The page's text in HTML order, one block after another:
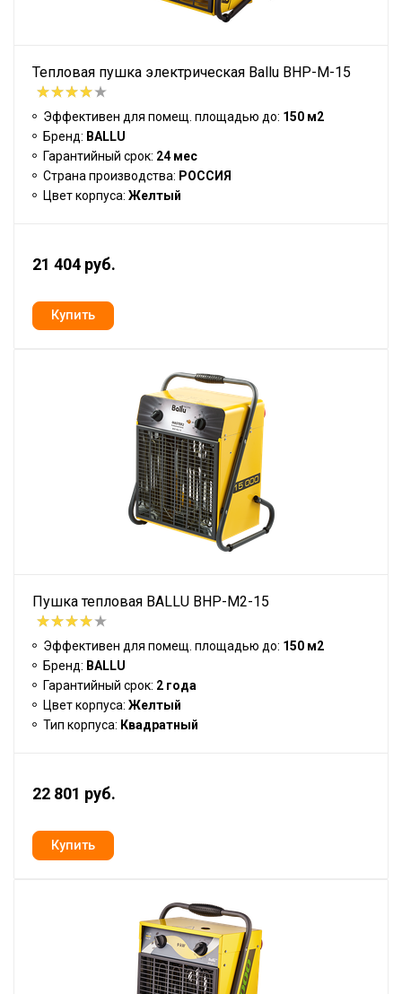
Тепловая пушка электрическая Ballu BHP-M-15
Эффективен для помещ. площадью до: 150 м2
Бренд: BALLU
Гарантийный срок: 24 мес
Страна производства: РОССИЯ
Цвет корпуса: Желтый
21 404 руб.
Пушка тепловая BALLU BHP-M2-15
Эффективен для помещ. площадью до: 150 м2
Бренд: BALLU
Гарантийный срок: 2 года
Цвет корпуса: Желтый
Тип корпуса: Квадратный
22 801 руб.